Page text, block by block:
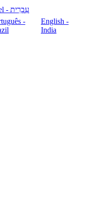
עִבְרִית - Israel
-
English -
India